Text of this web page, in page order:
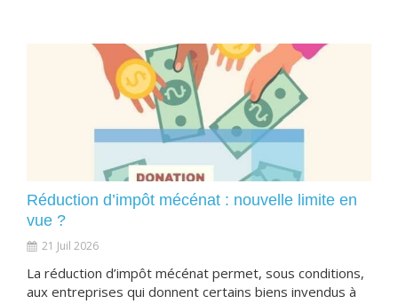
Réduction d’impôt mécénat : nouvelle limite en
vue ?
21 Juil 2026
La réduction d’impôt mécénat permet, sous conditions,
aux entreprises qui donnent certains biens invendus à